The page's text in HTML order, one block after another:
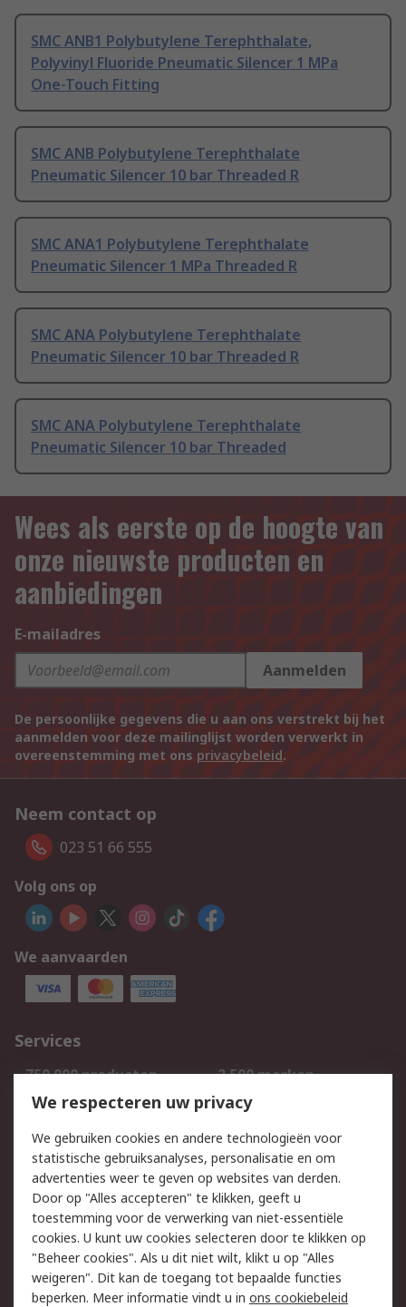
SMC ANB1 Polybutylene Terephthalate,
Polyvinyl Fluoride Pneumatic Silencer 1 MPa
One-Touch Fitting
SMC ANB Polybutylene Terephthalate
Pneumatic Silencer 10 bar Threaded R
SMC ANA1 Polybutylene Terephthalate
Pneumatic Silencer 1 MPa Threaded R
SMC ANA Polybutylene Terephthalate
Pneumatic Silencer 10 bar Threaded R
SMC ANA Polybutylene Terephthalate
Pneumatic Silencer 10 bar Threaded
Wees als eerste op de hoogte van
onze nieuwste producten en
aanbiedingen
E-mailadres
Aanmelden
De persoonlijke gegevens die u aan ons verstrekt bij het
aanmelden voor deze mailinglijst worden verwerkt in
overeenstemming met ons privacybeleid.
Neem contact op
023 51 66 555
Volg ons op
We aanvaarden
Services
750.000 producten
2.500 merken
Bestellen
Inkoopoplossingen
Track & Trace
Wettelijk
Cookiebeleid
Email veiligheid
Privacybeleid
Websitevoorwaarden
Algemene
We respecteren uw privacy
We gebruiken cookies en andere technologieën voor
statistische gebruiksanalyses, personalisatie en om
advertenties weer te geven op websites van derden.
Door op "Alles accepteren" te klikken, geeft u
toestemming voor de verwerking van niet-essentiële
cookies. U kunt uw cookies selecteren door te klikken op
"Beheer cookies". Als u dit niet wilt, klikt u op "Alles
weigeren". Dit kan de toegang tot bepaalde functies
beperken. Meer informatie vindt u in ons cookiebeleid